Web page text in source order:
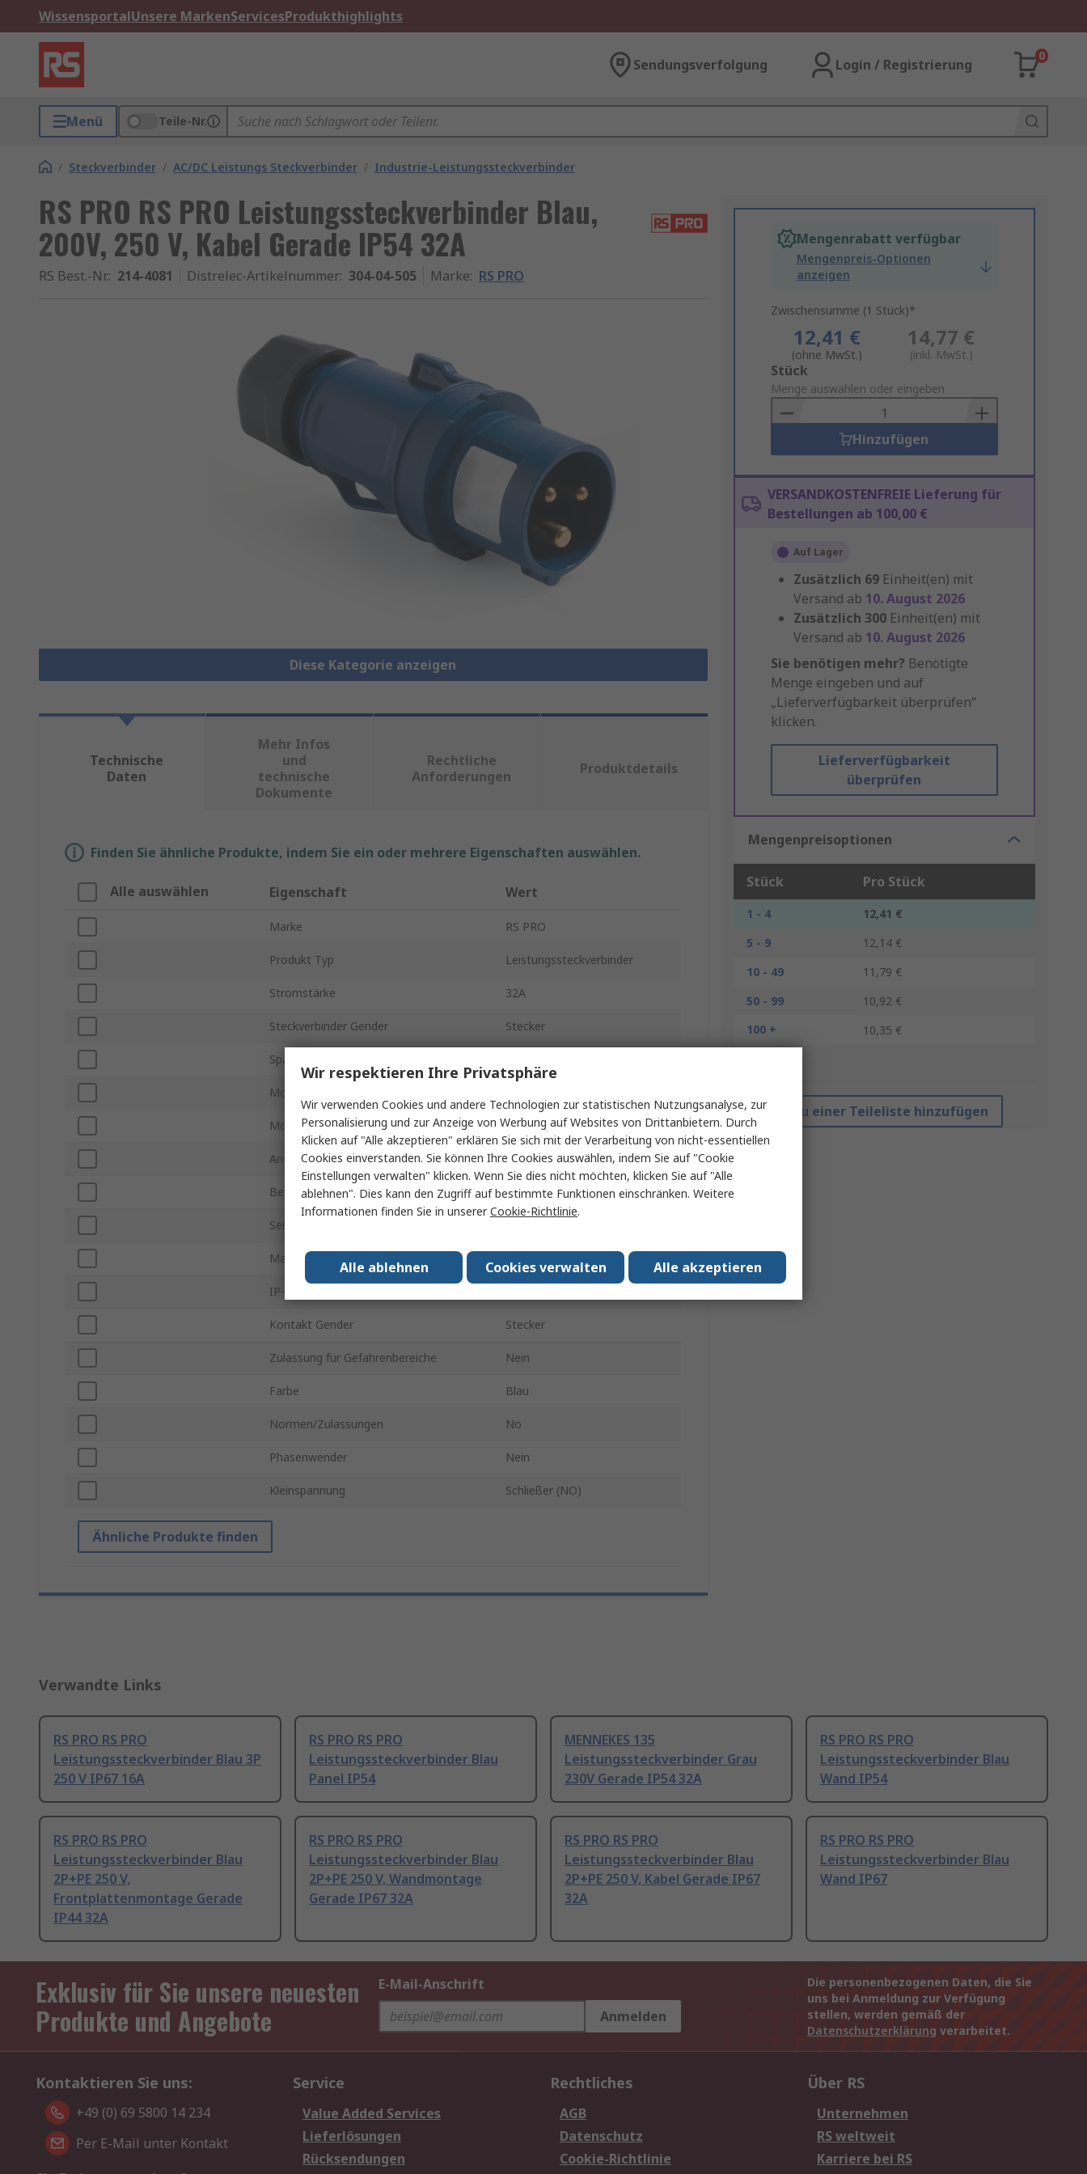
WissensportalUnsere MarkenServicesProdukthighlights
Sendungsverfolgung Login / Registrierung
0
Menü Teile-Nr.
/ Steckverbinder / AC/DC Leistungs Steckverbinder / Industrie-Leistungssteckverbinder
RS PRO RS PRO Leistungssteckverbinder Blau,
200V, 250 V, Kabel Gerade IP54 32A
RS Best.-Nr.: 214-4081 Distrelec-Artikelnummer: 304-04-505 Marke: RS PRO
Diese Kategorie anzeigen
Mengenrabatt verfügbar
Mengenpreis-Optionen
anzeigen
Zwischensumme (1 Stück)*
12,41 €
(ohne MwSt.)
14,77 €
(inkl. MwSt.)
Add
to
Basket
Stück
Menge auswählen oder eingeben
Hinzufügen
VERSANDKOSTENFREIE Lieferung für
Bestellungen ab 100,00 €
Auf Lager
Zusätzlich 69 Einheit(en) mit
Versand ab 10. August 2026
Zusätzlich 300 Einheit(en) mit
Versand ab 10. August 2026
Sie benötigen mehr? Benötigte
Menge eingeben und auf
„Lieferverfügbarkeit überprüfen“
klicken.
Lieferverfügbarkeit
überprüfen
Mengenpreisoptionen
Stück Pro Stück
1 - 4
12,41 €
5 - 9
12,14 €
10 - 49
11,79 €
50 - 99
10,92 €
100 +
10,35 €
Zu einer Teileliste hinzufügen
Technische
Daten
Mehr Infos
und
technische
Dokumente
Rechtliche
Anforderungen
Produktdetails
Finden Sie ähnliche Produkte, indem Sie ein oder mehrere Eigenschaften auswählen.
Alle auswählen Eigenschaft Wert
Marke RS PRO
Produkt Typ Leistungssteckverbinder
Stromstärke 32A
Steckverbinder Gender Stecker
Spannung
Montageart
Montageausrichtung Gerade
Anschlusstyp Steckbar
Betriebstemperatur min. -25°C
Serie
Maximale Betriebstemperatur
IP-Schutzart
Kontakt Gender Stecker
Zulassung für Gefahrenbereiche Nein
Farbe Blau
Normen/Zulassungen No
Phasenwender Nein
Kleinspannung Schließer (NO)
Ähnliche Produkte finden
Verwandte Links
RS PRO RS PRO
Leistungssteckverbinder Blau 3P
250 V IP67 16A
RS PRO RS PRO
Leistungssteckverbinder Blau
Panel IP54
MENNEKES 135
Leistungssteckverbinder Grau
230V Gerade IP54 32A
RS PRO RS PRO
Leistungssteckverbinder Blau
Wand IP54
RS PRO RS PRO
Leistungssteckverbinder Blau
2P+PE 250 V,
Frontplattenmontage Gerade
IP44 32A
RS PRO RS PRO
Leistungssteckverbinder Blau
2P+PE 250 V, Wandmontage
Gerade IP67 32A
RS PRO RS PRO
Leistungssteckverbinder Blau
2P+PE 250 V, Kabel Gerade IP67
32A
RS PRO RS PRO
Leistungssteckverbinder Blau
Wand IP67
Exklusiv für Sie unsere neuesten
Produkte und Angebote
E-Mail-Anschrift
Anmelden
Die personenbezogenen Daten, die Sie
uns bei Anmeldung zur Verfügung
stellen, werden gemäß der
Datenschutzerklärung verarbeitet.
Kontaktieren Sie uns:
+49 (0) 69 5800 14 234
Per E-Mail unter Kontakt
Service
Value Added Services
Lieferlösungen
Rücksendungen
Rechtliches
AGB
Datenschutz
Cookie-Richtlinie
Über RS
Unternehmen
RS weltweit
Karriere bei RS
Wir respektieren Ihre Privatsphäre
Wir verwenden Cookies und andere Technologien zur statistischen Nutzungsanalyse, zur
Personalisierung und zur Anzeige von Werbung auf Websites von Drittanbietern. Durch
Klicken auf "Alle akzeptieren" erklären Sie sich mit der Verarbeitung von nicht-essentiellen
Cookies einverstanden. Sie können Ihre Cookies auswählen, indem Sie auf "Cookie
Einstellungen verwalten" klicken. Wenn Sie dies nicht möchten, klicken Sie auf "Alle
ablehnen". Dies kann den Zugriff auf bestimmte Funktionen einschränken. Weitere
Informationen finden Sie in unsererCookie-Richtlinie.
Alle akzeptieren
Cookies verwalten
Alle ablehnen